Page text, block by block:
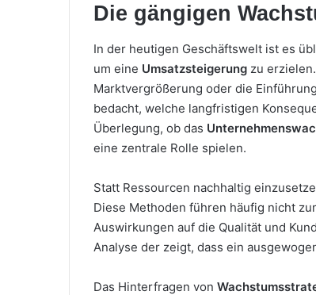
Die gängigen
In der heutigen Geschäftswelt ist es
um eine Umsatzsteigerung zu
Marktvergrößerung oder die
bedacht, welche langfristigen
Überlegung, ob das
eine zentrale Rolle spielen.
Statt Ressourcen nachhaltig
Diese Methoden führen häufig nicht
Auswirkungen auf die Qualität und
Analyse der zeigt, dass ein
Das Hinterfragen von